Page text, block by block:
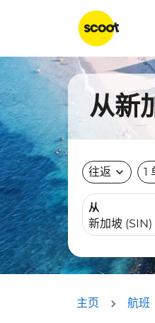
从新
往返 expand_more 1
从
主页 航班